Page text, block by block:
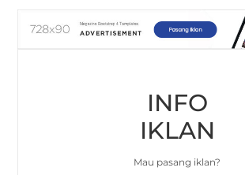
INFO
IKLAN
Mau pasang iklan?